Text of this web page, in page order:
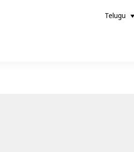
Telugu